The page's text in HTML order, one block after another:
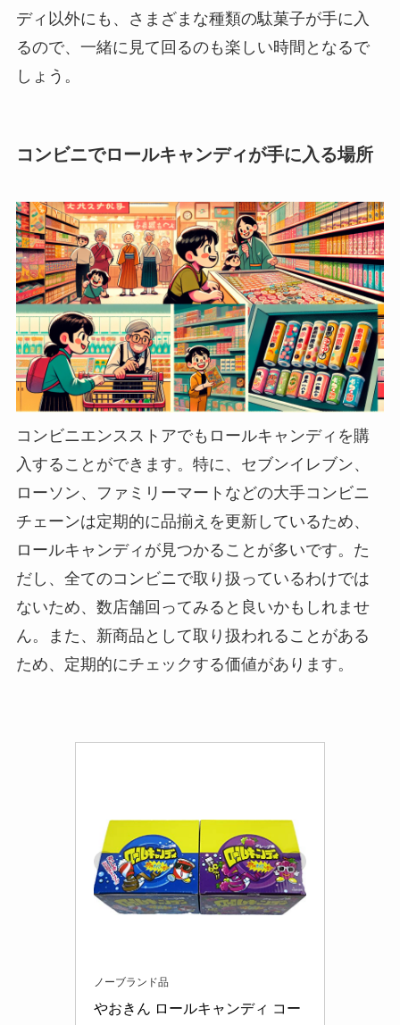
ディ以外にも、さまざまな種類の駄菓子が手に入
るので、一緒に見て回るのも楽しい時間となるで
しょう。
コンビニでロールキャンディが手に入る場所
コンビニエンスストアでもロールキャンディを購
入することができます。特に、セブンイレブン、
ローソン、ファミリーマートなどの大手コンビニ
チェーンは定期的に品揃えを更新しているため、
ロールキャンディが見つかることが多いです。た
だし、全てのコンビニで取り扱っているわけでは
ないため、数店舗回ってみると良いかもしれませ
ん。また、新商品として取り扱われることがある
ため、定期的にチェックする価値があります。
ノーブランド品
やおきん ロールキャンディ コー